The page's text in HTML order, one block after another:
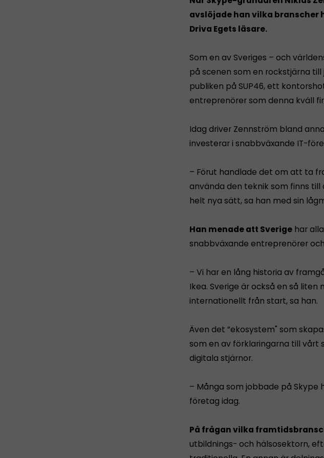
avslöjade han vilka branscher
Driva Egets läsare.
Som en av Sveriges – och
på scenen som en rockstjärna
publiken på SUP46, ett
entreprenörer som denna kväll
Idag driver Zennström bland
investerar i snabbväxande IT-
– Förut handlade det om att ta
använda den teknik som finns
helt nya sätt, sa han med sin
Han menade att Sverige har
snabbväxande entreprenörer
– Vi har en lång historia av
Ikea. Sverige är också en så
internationellt från start, sa han.
Även det ”ekosystem" som
som en av förklaringarna till
digitala stjärnor.
– Många som jobbade på
företag idag.
På frågan vilka
utbildnings- och hälsosektorn,